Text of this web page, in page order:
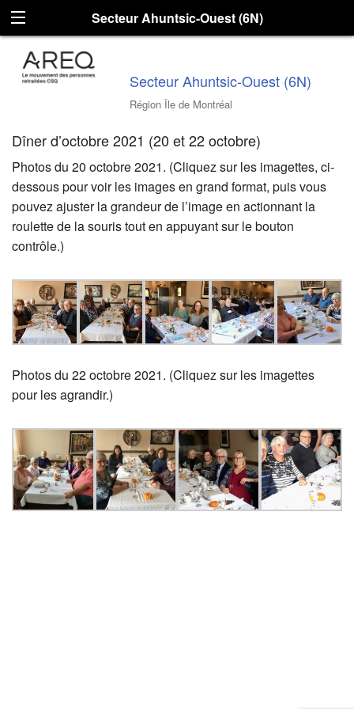
Secteur Ahuntsic-Ouest (6N)
Secteur Ahuntsic-Ouest (6N)
Région Île de Montréal
Dîner d’octobre 2021 (20 et 22 octobre)
Photos du 20 octobre 2021. (Cliquez sur les imagettes, ci-
dessous pour voir les images en grand format, puis vous
pouvez ajuster la grandeur de l’image en actionnant la
roulette de la souris tout en appuyant sur le bouton
contrôle.)
Photos du 22 octobre 2021. (Cliquez sur les imagettes
pour les agrandir.)